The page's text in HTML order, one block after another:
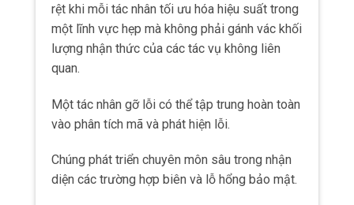
rệt khi mỗi tác nhân tối ưu hóa hiệu suất trong
một lĩnh vực hẹp mà không phải gánh vác khối
lượng nhận thức của các tác vụ không liên
quan.
Một tác nhân gỡ lỗi có thể tập trung hoàn toàn
vào phân tích mã và phát hiện lỗi.
Chúng phát triển chuyên môn sâu trong nhận
diện các trường hợp biên và lỗ hổng bảo mật.